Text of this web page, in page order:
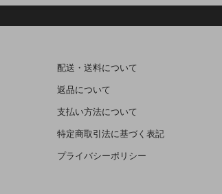
配送・送料について
返品について
支払い方法について
特定商取引法に基づく表記
プライバシーポリシー